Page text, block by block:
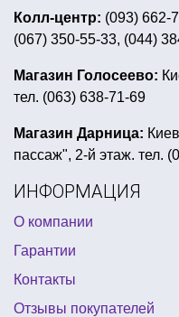
карнавальная шляпа
кружки с приколами
костюмы на день
костюм снегурочки
атрибуты для
новогодний костюм
фигуры из
мексиканская
конфетти на 14
шарики с героями
Колл-центр: (093) 662-
(067) 350-55-33, (044)
Магазин Голосеево:
тел. (063) 638-71-69
Магазин Дарница:
пассаж", 2-й этаж. тел.
ИНФОРМАЦИЯ
О компании
Гарантии
Контакты
Отзывы покупателей